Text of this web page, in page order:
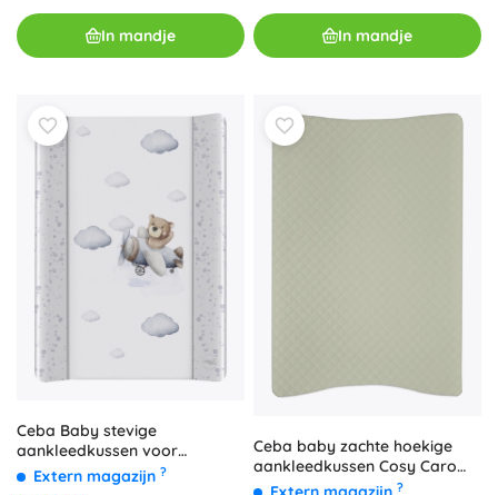
In mandje In mandje
Ceba Baby stevige
aankleedkussen voor
babybedje Ultra Light Pilot
Extern magazijn ?
Ceba baby zachte hoekige
aankleedkussen Cosy Caro
koraal 48 × 70 cm ?